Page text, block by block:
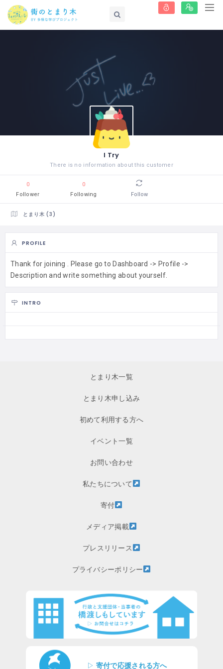
I Try
There is no information about this customer
0
Follower
0
Following
Follow
とまり木 (3)
PROFILE
Thank for joining . Please go to Dashboard -> Profile ->
Description and write something about yourself.
INTRO
とまり木一覧
とまり木申し込み
初めて利用する方へ
イベント一覧
お問い合わせ
私たちについて
寄付
メディア掲載
プレスリリース
プライバシーポリシー
▷ 寄付で応援される方へ